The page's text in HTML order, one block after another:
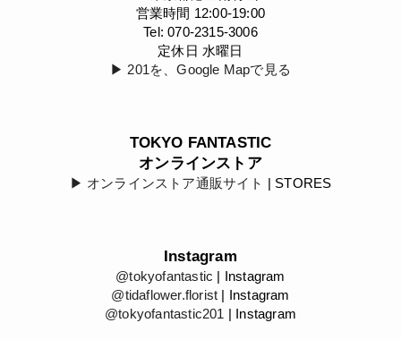
営業時間 12:00-19:00
Tel: 070-2315-3006
定休日 水曜日
▶︎ 201を、Google Mapで見る
TOKYO FANTASTIC
オンラインストア
▶︎ オンラインストア通販サイト | STORES
Instagram
@tokyofantastic | Instagram
@tidaflower.florist | Instagram
@tokyofantastic201 | Instagram